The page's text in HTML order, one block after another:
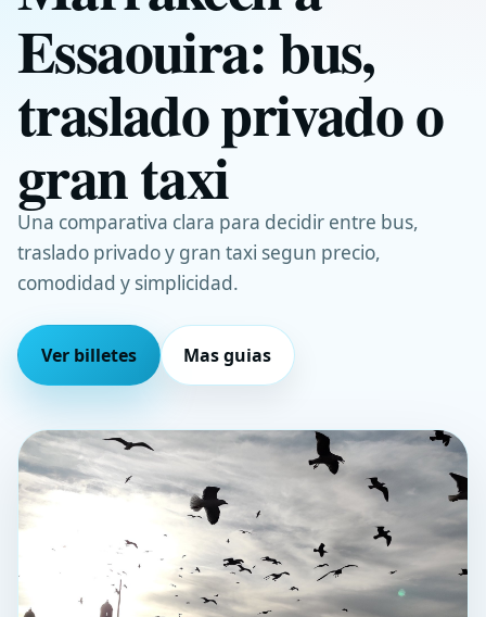
Essaouira: bus,
traslado privado o
gran taxi
Una comparativa clara para decidir entre bus,
traslado privado y gran taxi segun precio,
comodidad y simplicidad.
Ver billetes Mas guias